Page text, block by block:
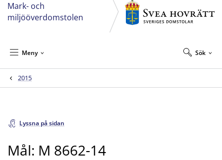
Mark- och
miljööverdomstolen
Sök
Meny
2015
Lyssna på sidan
Mål: M 8662-14